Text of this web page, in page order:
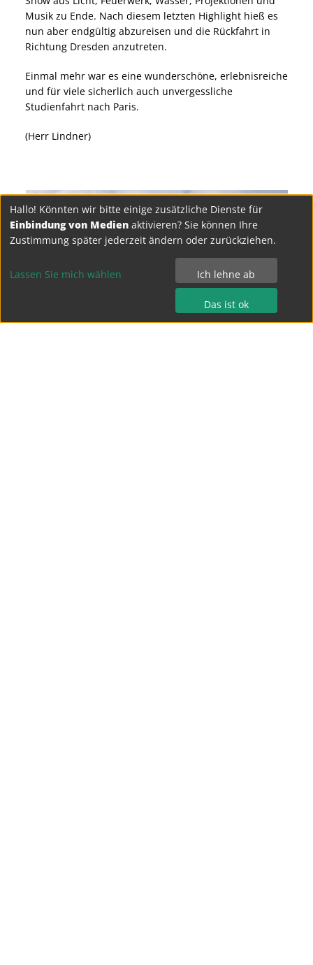
Musik zu Ende. Nach diesem letzten Highlight hieß es
nun aber endgültig abzureisen und die Rückfahrt in
Richtung Dresden anzutreten.
Einmal mehr war es eine wunderschöne, erlebnisreiche
und für viele sicherlich auch unvergessliche
Studienfahrt nach Paris.
(Herr Lindner)
Hallo! Könnten wir bitte einige zusätzliche Dienste für
Einbindung von Medien aktivieren? Sie können Ihre
Zustimmung später jederzeit ändern oder zurückziehen.
Lassen Sie mich wählen Ich lehne ab
Das ist ok